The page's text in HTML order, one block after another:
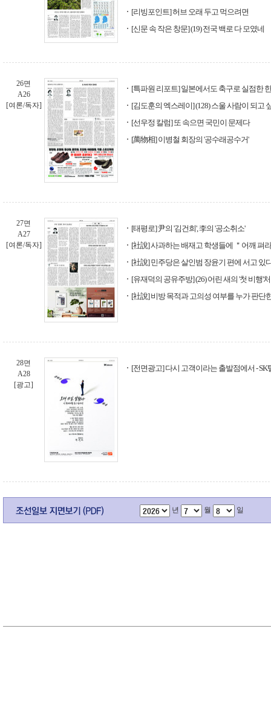
[리빙포인트] 허브 오래 두고 먹으려면
[신문 속 작은 창문] (19) 전국 백로 다 모였네
26면
A26
[여론/독자]
[특파원 리포트] 일본에서도 축구로 실점한
[김도훈의 엑스레이] (128) 스울 사람이 되고
[선우정 칼럼] 또 속으면 국민이 문제다
[萬物相] 이병철 회장의 '공수래공수거'
27면
A27
[여론/독자]
[태평로] 尹의 '김건희', 李의 '공소취소'
[社說] 사과하는 배재고 학생들에 ＂어깨 펴
[社說] 민주당은 살인범 장윤기 편에 서고 있
[유재덕의 공유주방] (26) 어린 새의 '첫 비행'
[社說] 비방 목적과 고의성 여부를 누가 판단
28면
A28
[광고]
[전면광고] 다시 고객이라는 출발점에서 - SK
년 월 일